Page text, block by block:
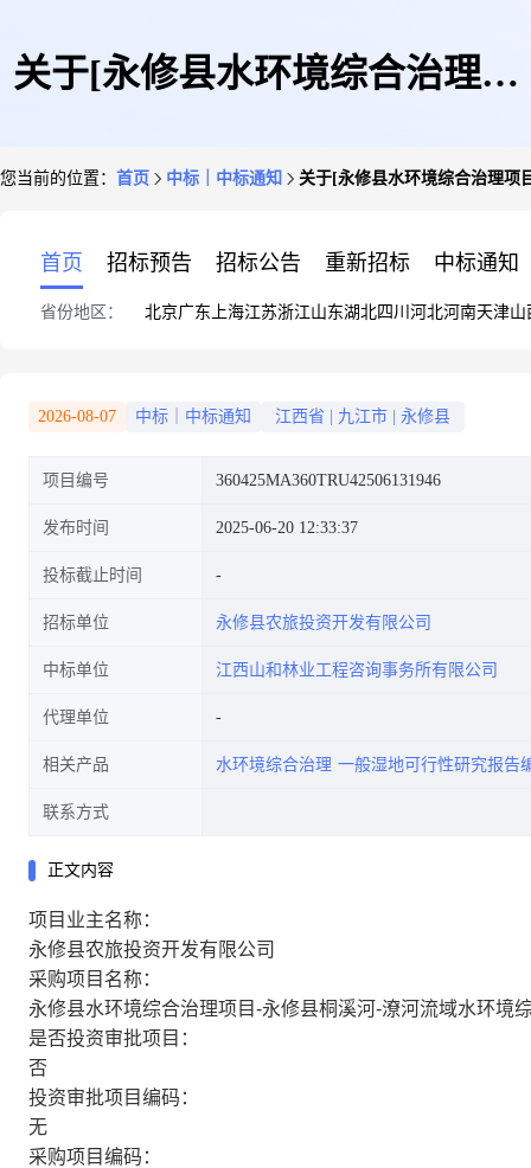
关于[永修县水环境综合治理项
湿地可行性研究报告编制项目]
中选结果的公告
您当前的位置： 首页 中标｜中标通知 关于[永修县水环境综合治理项
首页 招标预告 招标公告 重新招标 中标通知
省份地区： 北京广东 上海江苏浙江山东湖北四川 河北河南天津山
2026-08-07 中标｜中标通知 江西省 九江市 永修县
项目编号 360425MA360TRU42506131946
发布时间 2025-06-20 12:33:37
投标截止时间
招标单位 永修县农旅投资开发有限公司
中标单位 江西山和林业工程咨询事务所有限公司
代理单位
相关产品 水环境综合治理 一般湿地可行性研究报告
联系方式
正文内容
项目业主名称：
永修县农旅投资开发有限公司
采购项目名称：
永修县水环境综合治理项目-永修县桐溪河-潦河流域水环境
是否投资审批项目：
否
投资审批项目编码：
无
采购项目编码：